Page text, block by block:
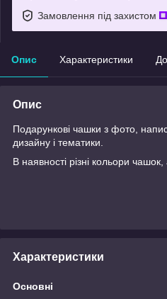
Замовлення під захистом
Опис Характеристики
Опис
Подарункові чашки з фото,
дизайну і тематики.
В наявності різні кольори
Характеристики
Основні